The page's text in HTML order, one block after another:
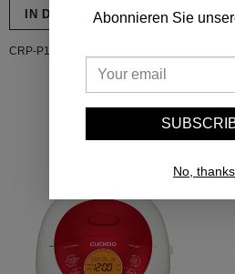
IN DEN EINKAUFSWAGEN LEGEN
€279,99
Abonnieren Sie
No, thanks